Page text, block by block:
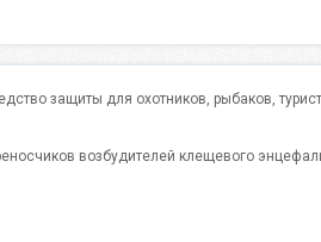
защиты для охотников, рыбаков,
возбудителей клещевого